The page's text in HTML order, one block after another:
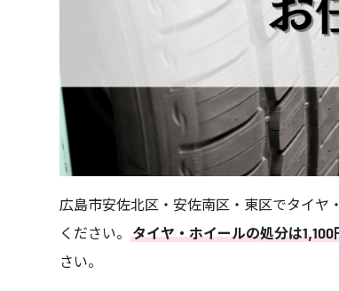
広島市安佐北区・安佐南区・東区でタイヤ
ください。タイヤ・ホイールの処分は
さい。